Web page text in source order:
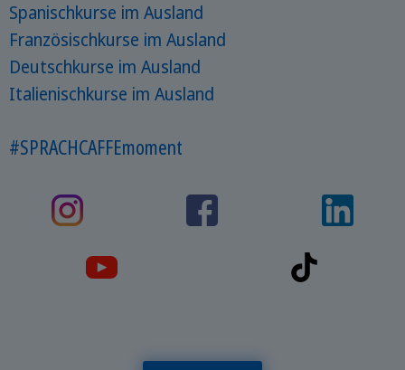
Spanischkurse im Ausland
Französischkurse im Ausland
Deutschkurse im Ausland
Italienischkurse im Ausland
#SPRACHCAFFEmoment